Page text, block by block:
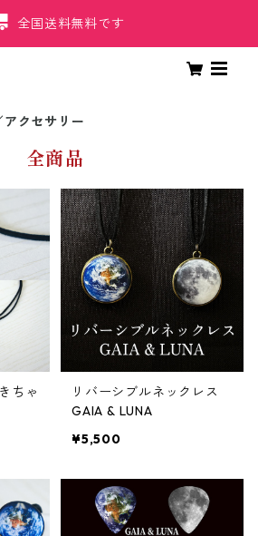
全国送料無料です
クセサリー
全商品
ちゃ
リバーシブルネックレス
GAIA & LUNA
¥5,500